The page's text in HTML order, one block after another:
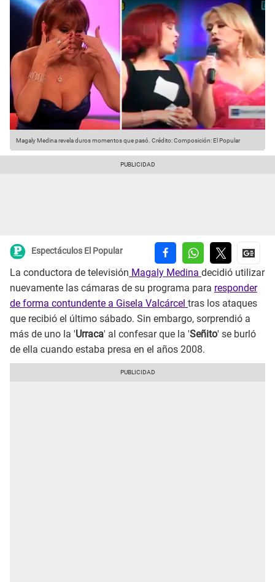
Magaly Medina revela duros momentos que pasó. Crédito: Composición: El Popular
Espectáculos El Popular
La conductora de televisión Magaly Medina decidió utilizar
nuevamente las cámaras de su programa para responder
de forma contundente a Gisela Valcárcel tras los ataques
que recibió el último sábado. Sin embargo, sorprendió a
más de uno la 'Urraca' al confesar que la 'Señito' se burló
de ella cuando estaba presa en el años 2008.